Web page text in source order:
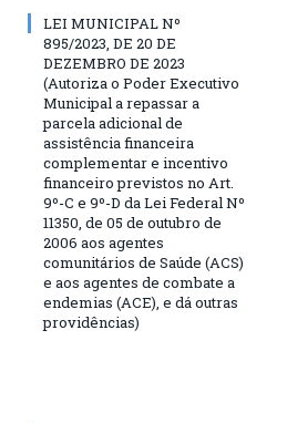
LEI MUNICIPAL Nº
895/2023, DE 20 DE
DEZEMBRO DE 2023
(Autoriza o Poder Executivo
Municipal a repassar a
parcela adicional de
assistência financeira
complementar e incentivo
financeiro previstos no Art.
9º-C e 9º-D da Lei Federal Nº
11350, de 05 de outubro de
2006 aos agentes
comunitários de Saúde (ACS)
e aos agentes de combate a
endemias (ACE), e dá outras
providências)